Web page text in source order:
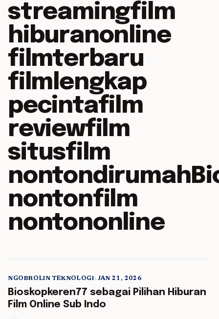
streamingfilm
hiburanonline
filmterbaru
filmlengkap
pecintafilm
reviewfilm
situsfilm
nontonfilm
nontononline
5 min read
NGOBROLIN TEKNOLOGI• JAN 21, 2026
Bioskopkeren77 sebagai Pilihan Hiburan
Film Online Sub Indo